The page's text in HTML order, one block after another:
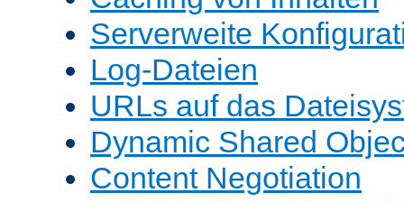
Serverweite
Log-Dateien
URLs auf das
Dynamic Shared
Content Negotiation